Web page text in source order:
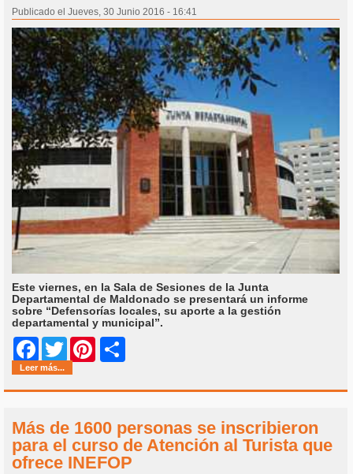
Publicado el Jueves, 30 Junio 2016 - 16:41
Este viernes, en la Sala de Sesiones de la Junta
Departamental de Maldonado se presentará un informe
sobre “Defensorías locales, su aporte a la gestión
departamental y municipal”.
Facebook
Twitter Pinterest
Leer más...
Más de 1600 personas se inscribieron
para el curso de Atención al Turista que
ofrece INEFOP